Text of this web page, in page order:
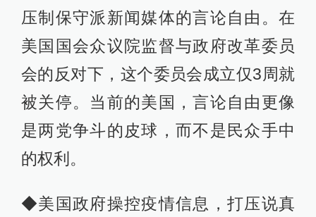
压制保守派新闻媒体的言论自由。在
美国国会众议院监督与政府改革委员
会的反对下，这个委员会成立仅3周就
被关停。当前的美国，言论自由更像
是两党争斗的皮球，而不是民众手中
的权利。
◆美国政府操控疫情信息，打压说真